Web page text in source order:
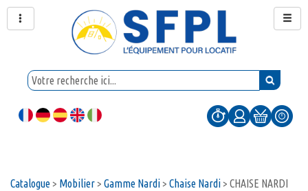
Catalogue> Mobilier> Gamme Nardi> Chaise Nardi> CHAISE NARDI